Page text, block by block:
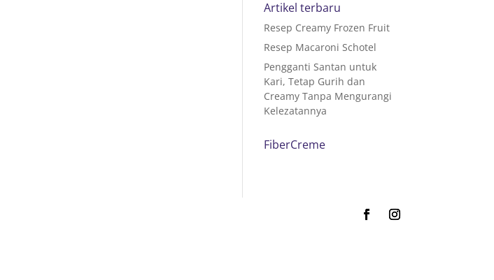
Artikel terbaru
Resep Creamy Frozen Fruit
Resep Macaroni Schotel
Pengganti Santan untuk
Kari, Tetap Gurih dan
Creamy Tanpa Mengurangi
Kelezatannya
FiberCreme